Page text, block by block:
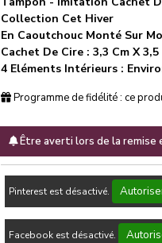
Collection Cet Hiver
En Caoutchouc Monté Sur
Cachet De Cire : 3,3 Cm X 3,5
4 Eléments Intérieurs :
Programme de fidélité : ce
Être averti lors de la remise
Pinterest est désactivé.
Facebook est désactivé.